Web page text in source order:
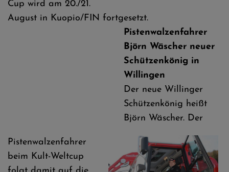
Cup wird am 20./21.
August in Kuopio/FIN fortgesetzt.
Pistenwalzenfahrer
Björn Wäscher neuer
Schützenkönig in
Willingen
Der neue Willinger
Schützenkönig heißt
Björn Wäscher. Der
Pistenwalzenfahrer
beim Kult-Weltcup